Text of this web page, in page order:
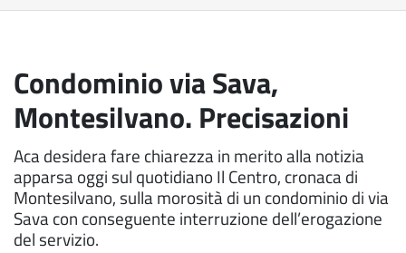
Condominio via Sava,
Montesilvano. Precisazioni
Aca desidera fare chiarezza in merito alla notizia
apparsa oggi sul quotidiano Il Centro, cronaca di
Montesilvano, sulla morosità di un condominio di via
Sava con conseguente interruzione dell’erogazione
del servizio.